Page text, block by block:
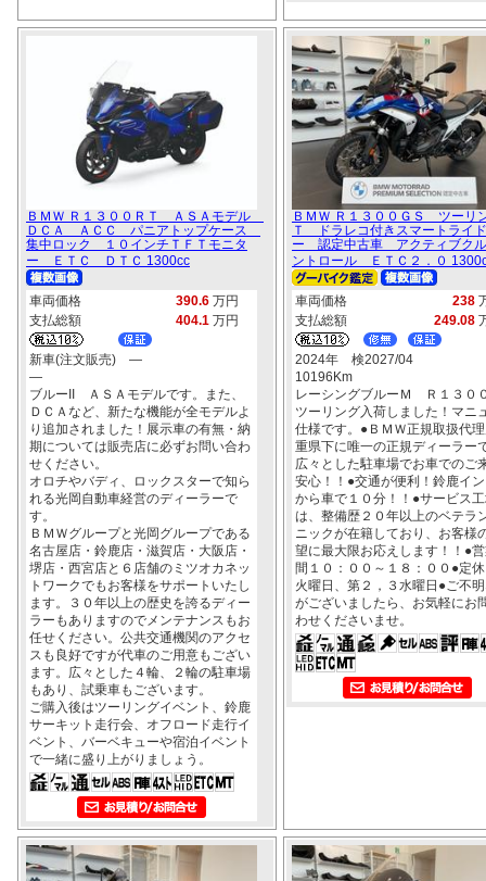
ＢＭＷ Ｒ１３００ＲＴ ＡＳＡモデル
ＤＣＡ ＡＣＣ パニアトップケース
集中ロック １０インチＴＦＴモニタ
ー ＥＴＣ ＤＴＣ 1300cc
車両価格 390.6 万円
支払総額
404.1 万円
新車(注文販売) ―
―
ブルーII ＡＳＡモデルです。また、
ＤＣＡなど、新たな機能が全モデルよ
り追加されました！展示車の有無・納
期については販売店に必ずお問い合わ
せください。
オロチやバディ、ロックスターで知ら
れる光岡自動車経営のディーラーで
す。
ＢＭＷグループと光岡グループである
名古屋店・鈴鹿店・滋賀店・大阪店・
堺店・西宮店と６店舗のミツオカネッ
トワークでもお客様をサポートいたし
ます。３０年以上の歴史を誇るディー
ラーもありますのでメンテナンスもお
任せください。公共交通機関のアクセ
スも良好ですが代車のご用意もござい
ます。広々とした４輪、２輪の駐車場
もあり、試乗車もございます。
ご購入後はツーリングイベント、鈴鹿
サーキット走行会、オフロード走行イ
ベント、バーベキューや宿泊イベント
で一緒に盛り上がりましょう。
ＢＭＷ Ｒ１３００ＧＳ ツーリ
Ｔ ドラレコ付きスマートライ
ー 認定中古車 アクティブク
ントロール ＥＴＣ２．０
車両価格 238
支払総額
249.08
2024年 検2027/04
10196Km
レーシングブルーＭ Ｒ１３０
ツーリング入荷しました！マニ
仕様です。●ＢＭＷ正規取扱代
重県下に唯一の正規ディーラー
広々とした駐車場でお車でのご
安心！！●交通が便利！鈴鹿イ
から車で１０分！！●サービス
は、整備歴２０年以上のベテラ
ニックが在籍しており、お客様
望に最大限お応えします！！●
間１０：００～１８：００●定
火曜日、第２，３水曜日●ご不
がございましたら、お気軽にお
わせくださいませ。